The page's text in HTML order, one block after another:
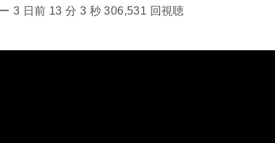
3 日前 13 分 3 秒 306,531 回視聴